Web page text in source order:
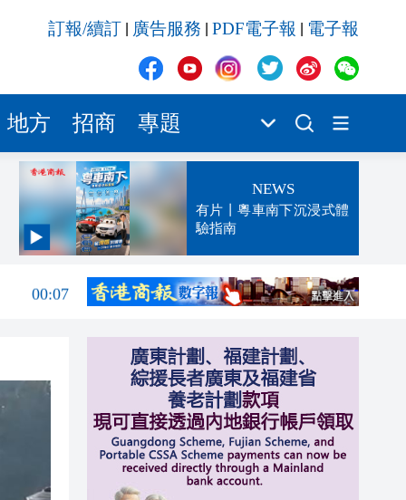
訂報/續訂 廣告服務 PDF電子報 電子報
地方 招商 專題
NEWS
有片丨粵車南下沉浸式體
驗指南
00:13
00:07